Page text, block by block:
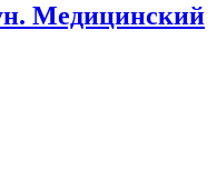
Медицинский